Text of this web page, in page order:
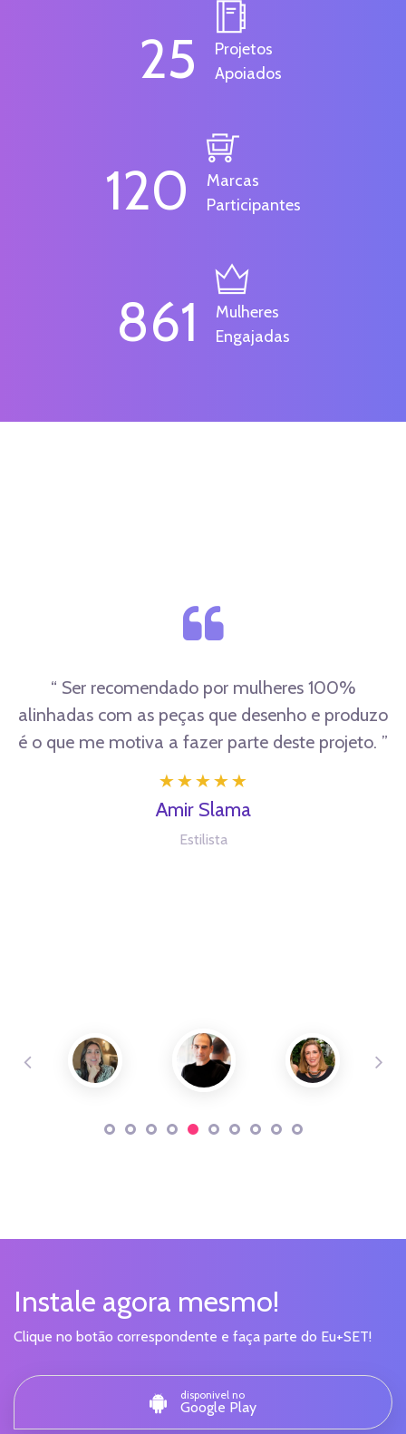
25
Projetos
Apoiados
120
Marcas
Participantes
861
Mulheres
Engajadas
“ Ser recomendado por mulheres 100%
alinhadas com as peças que desenho e produzo
é o que me motiva a fazer parte deste projeto. ”
Amir Slama
Estilista
Instale agora mesmo!
Clique no botão correspondente e faça parte do Eu+SET!
disponivel no
Google Play